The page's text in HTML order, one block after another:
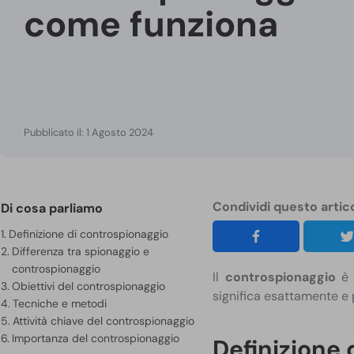
come funziona
Pubblicato il: 1 Agosto 2024
Di cosa parliamo
Definizione di controspionaggio
Differenza tra spionaggio e
controspionaggio
Obiettivi del controspionaggio
Tecniche e metodi
Attività chiave del controspionaggio
Importanza del controspionaggio
Condividi questo
Il controspionaggio è
significa esattamente